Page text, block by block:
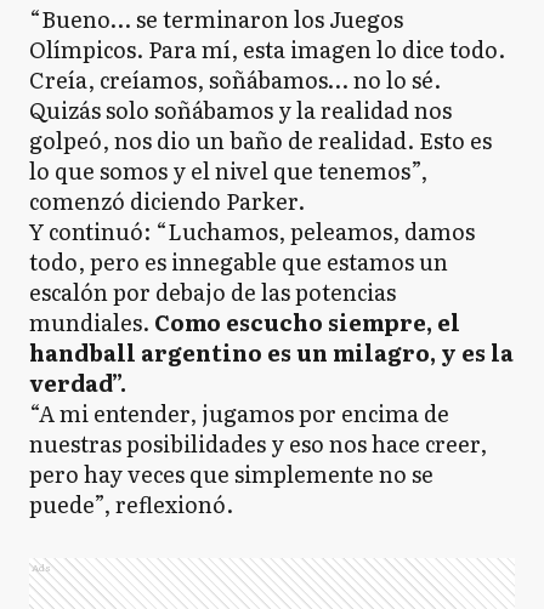
“Bueno… se terminaron los Juegos
Olímpicos. Para mí, esta imagen lo dice todo.
Creía, creíamos, soñábamos… no lo sé.
Quizás solo soñábamos y la realidad nos
golpeó, nos dio un baño de realidad. Esto es
lo que somos y el nivel que tenemos”,
comenzó diciendo Parker.
Y continuó: “Luchamos, peleamos, damos
todo, pero es innegable que estamos un
escalón por debajo de las potencias
mundiales. Como escucho siempre, el
handball argentino es un milagro, y es la
verdad”.
“A mi entender, jugamos por encima de
nuestras posibilidades y eso nos hace creer,
pero hay veces que simplemente no se
puede”, reflexionó.
Ads